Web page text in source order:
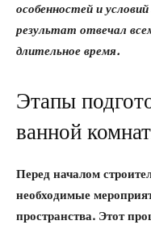
особенностей и
результат отвечал
длительное время.
Этапы
ванной
Перед началом
необходимые
пространства. Этот